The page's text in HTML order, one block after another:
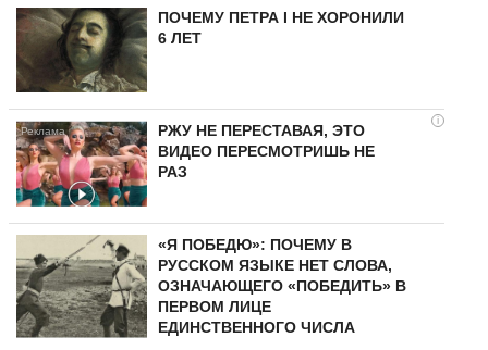
ПОЧЕМУ ПЕТРА I НЕ ХОРОНИЛИ
6 ЛЕТ
i
РЖУ НЕ ПЕРЕСТАВАЯ, ЭТО
ВИДЕО ПЕРЕСМОТРИШЬ НЕ
РАЗ
«Я ПОБЕДЮ»: ПОЧЕМУ В
РУССКОМ ЯЗЫКЕ НЕТ СЛОВА,
ОЗНАЧАЮЩЕГО «ПОБЕДИТЬ» В
ПЕРВОМ ЛИЦЕ
ЕДИНСТВЕННОГО ЧИСЛА